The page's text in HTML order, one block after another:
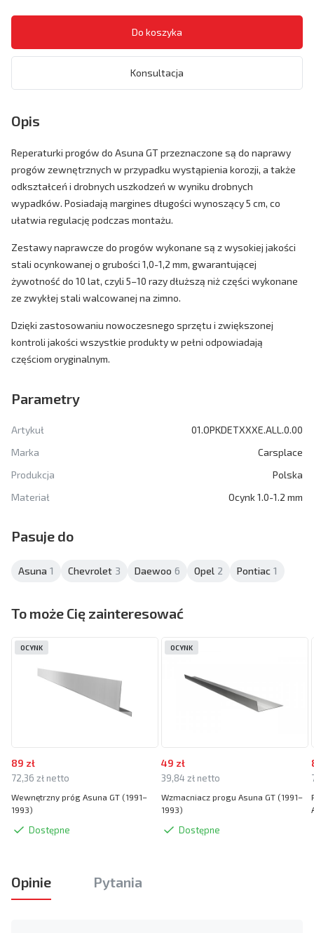
Konsultacja
Opis
Reperaturki progów do Asuna GT przeznaczone są do naprawy
progów zewnętrznych w przypadku wystąpienia korozji, a także
odkształceń i drobnych uszkodzeń w wyniku drobnych
wypadków. Posiadają margines długości wynoszący 5 cm, co
ułatwia regulację podczas montażu.
Zestawy naprawcze do progów wykonane są z wysokiej jakości
stali ocynkowanej o grubości 1,0-1,2 mm, gwarantującej
żywotność do 10 lat, czyli 5–10 razy dłuższą niż części wykonane
ze zwykłej stali walcowanej na zimno.
Dzięki zastosowaniu nowoczesnego sprzętu i zwiększonej
kontroli jakości wszystkie produkty w pełni odpowiadają
częściom oryginalnym.
Parametry
Artykuł
01.OPKDETXXXE.ALL.0.00
Marka
Carsplace
Produkcja
Polska
Materiał
Ocynk 1.0-1.2 mm
Pasuje do
Asuna 1 Chevrolet 3 Daewoo 6 Opel 2 Pontiac 1
To może Cię zainteresować
89 zł
72,36 zł netto
Wewnętrzny próg Asuna GT (1991–
1993)
Dostępne
OCYNK
49 zł
39,84 zł netto
Wzmacniacz progu Asuna GT (1991–
1993)
Dostępne
OCYNK
Opinie Pytania